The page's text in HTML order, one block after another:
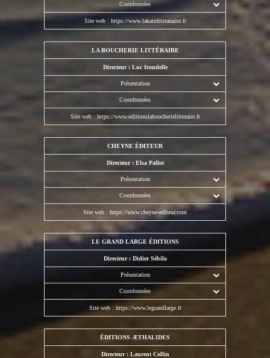
Coordonnées
Site web : https://www.lakainfristanaise.fr
LA BOUCHERIE LITTÉRAIRE
Directeur : Luc Irondelle
Présentation
Coordonnées
Site web : https://www.editionslaboucherielitteraire.fr
CHEYNE ÉDITEUR
Directeur : Elsa Pallot
Présentation
Coordonnées
Site web : https://www.cheyne-editeur.com
LE GRAND LARGE ÉDITIONS
Directeur : Didier Sébilo
Présentation
Coordonnées
Site web : https://www.legrandlarge.fr
ÉDITIONS ÆTHALIDES
Directeur : Laurent Collin